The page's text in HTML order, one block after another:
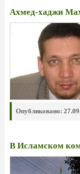
Ахмед-хаджи
Опубликовано:
В Исламском